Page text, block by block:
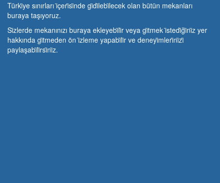
Türki̇ye sınırları i̇çeri̇si̇nde gi̇di̇lebi̇lecek olan bütün mekanları
buraya taşıyoruz.
Si̇zlerde mekanınızı buraya ekleyebi̇li̇r veya gi̇tmek i̇stedi̇ği̇ni̇z yer
hakkında gi̇tmeden ön i̇zleme yapabi̇li̇r ve deneyi̇mleri̇ni̇zi̇
paylaşabi̇li̇rsi̇ni̇z.